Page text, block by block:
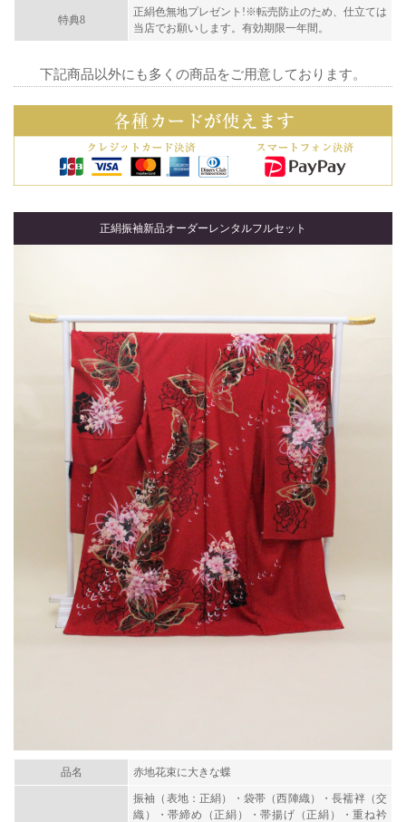
特典8
正絹色無地プレゼント!※転売防止のため、仕立ては
当店でお願いします。有効期限一年間。
下記商品以外にも多くの商品をご用意しております。
正絹振袖新品オーダーレンタルフルセット
品名 赤地花束に大きな蝶
振袖（表地：正絹）・袋帯（西陣織）・長襦袢（交
織）・帯締め（正絹）・帯揚げ（正絹）・重ね衿